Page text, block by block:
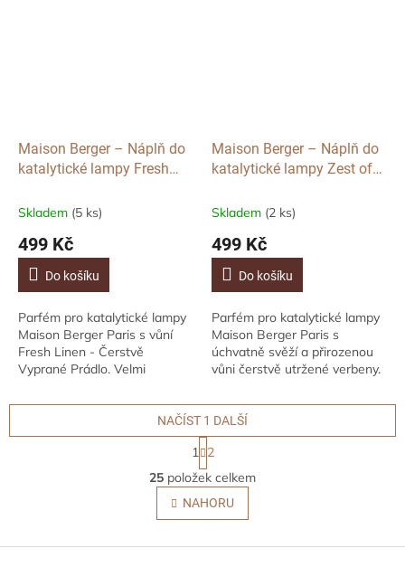
Maison Berger – Náplň do
katalytické lampy Fresh
Skladem (5 ks)
499 Kč
Do košíku
Parfém pro katalytické lampy
Maison Berger Paris s vůní
Fresh Linen - Čerstvě
Vyprané Prádlo. Velmi
je svou svěžestí vhodná pro
Maison Berger – Náplň do
katalytické lampy Zest of
Skladem (2 ks)
499 Kč
Do košíku
Parfém pro katalytické lampy
Maison Berger Paris s
úchvatně svěží a přirozenou
vůni čerstvě utržené verbeny.
cedrát a růžový pepř, srdce
verbena a...
O
v
l
á
NAČÍST 1 DALŠÍ
S
t
r
á
n
k
v
1 2
25 položek celkem
NAHORU